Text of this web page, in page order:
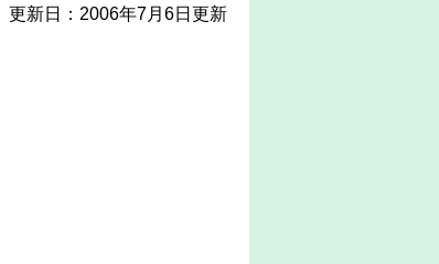
更新日：2006年7月6日更新